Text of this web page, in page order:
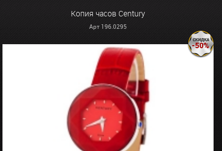
Копия часов Century
Арт 196.0295